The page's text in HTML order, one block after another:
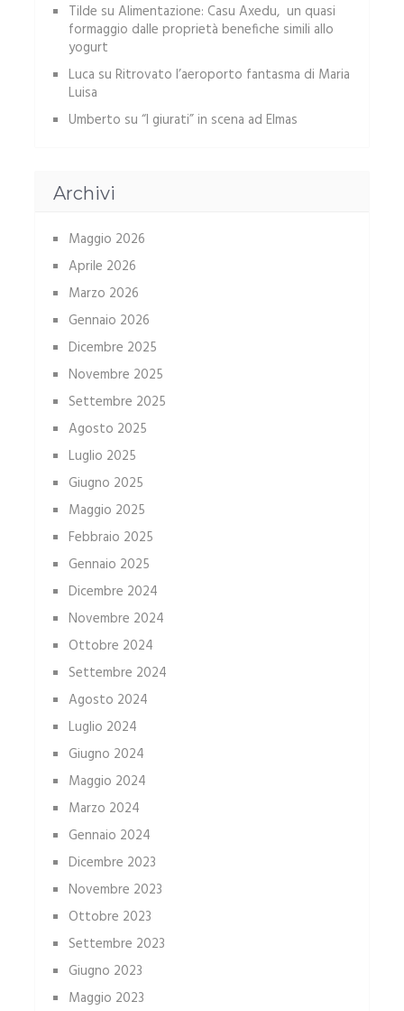
Tilde su Alimentazione: Casu Axedu, un quasi
formaggio dalle proprietà benefiche simili allo
yogurt
Luca su Ritrovato l’aeroporto fantasma di Maria
Luisa
Umberto su “I giurati” in scena ad Elmas
Archivi
Maggio 2026
Aprile 2026
Marzo 2026
Gennaio 2026
Dicembre 2025
Novembre 2025
Settembre 2025
Agosto 2025
Luglio 2025
Giugno 2025
Maggio 2025
Febbraio 2025
Gennaio 2025
Dicembre 2024
Novembre 2024
Ottobre 2024
Settembre 2024
Agosto 2024
Luglio 2024
Giugno 2024
Maggio 2024
Marzo 2024
Gennaio 2024
Dicembre 2023
Novembre 2023
Ottobre 2023
Settembre 2023
Giugno 2023
Maggio 2023